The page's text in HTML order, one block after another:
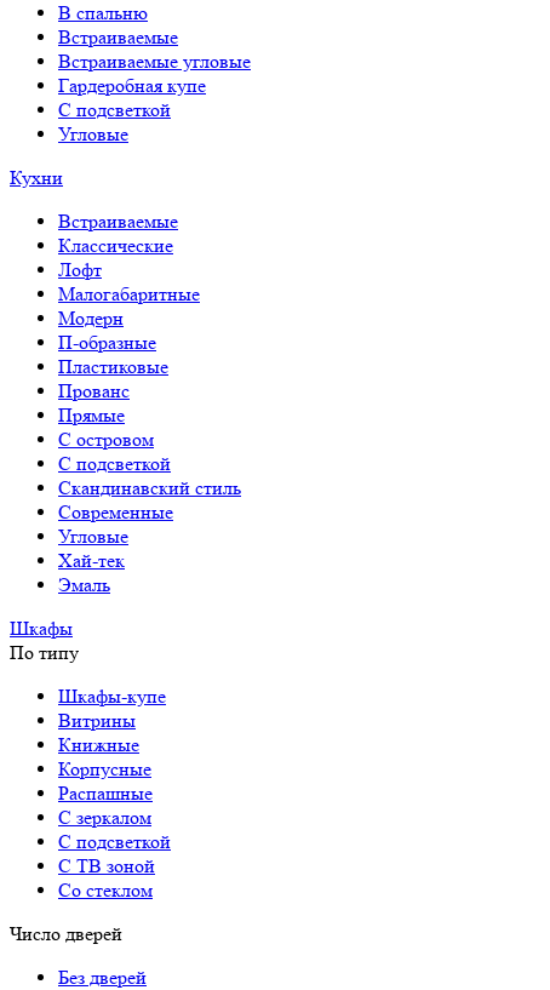
В спальню
Встраиваемые
Встраиваемые угловые
Гардеробная купе
С подсветкой
Угловые
Кухни
Встраиваемые
Классические
Лофт
Малогабаритные
Модерн
П-образные
Пластиковые
Прованс
Прямые
С островом
С подсветкой
Скандинавский стиль
Современные
Угловые
Хай-тек
Эмаль
Шкафы
По типу
Шкафы-купе
Витрины
Книжные
Корпусные
Распашные
С зеркалом
С подсветкой
С ТВ зоной
Со стеклом
Число дверей
Без дверей